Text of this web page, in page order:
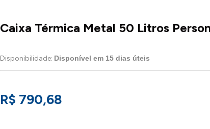
Caixa Térmica Metal 50 Litros
Disponibilidade: Disponível em 15 dias úteis
R$ 790,68